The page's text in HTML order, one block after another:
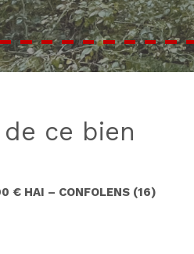
de ce bien
€ HAI – CONFOLENS (16)